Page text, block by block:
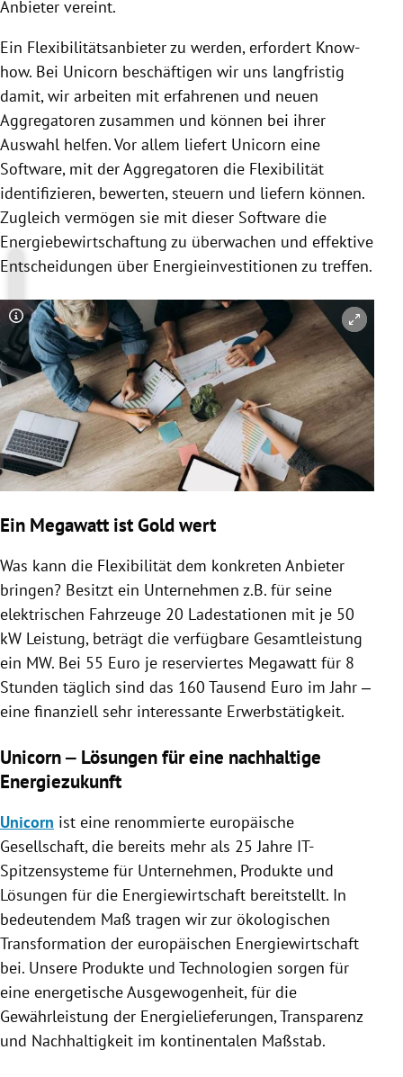
Anbieter vereint.
Ein Flexibilitätsanbieter zu werden, erfordert Know-
how. Bei Unicorn beschäftigen wir uns langfristig
damit, wir arbeiten mit erfahrenen und neuen
Aggregatoren zusammen und können bei ihrer
Auswahl helfen. Vor allem liefert Unicorn eine
Software, mit der Aggregatoren die Flexibilität
identifizieren, bewerten, steuern und liefern können.
Zugleich vermögen sie mit dieser Software die
Energiebewirtschaftung zu überwachen und effektive
Entscheidungen über Energieinvestitionen zu treffen.
Copyright-Hinweis öffnen/schließen
Ein Megawatt ist Gold wert
Was kann die Flexibilität dem konkreten Anbieter
bringen? Besitzt ein Unternehmen z.B. für seine
elektrischen Fahrzeuge 20 Ladestationen mit je 50
kW Leistung, beträgt die verfügbare Gesamtleistung
ein MW. Bei 55 Euro je reserviertes Megawatt für 8
Stunden täglich sind das 160 Tausend Euro im Jahr ‒
eine finanziell sehr interessante Erwerbstätigkeit.
Unicorn ‒ Lösungen für eine nachhaltige
Energiezukunft
Unicorn ist eine renommierte europäische
Gesellschaft, die bereits mehr als 25 Jahre IT-
Spitzensysteme für Unternehmen, Produkte und
Lösungen für die Energiewirtschaft bereitstellt. In
bedeutendem Maß tragen wir zur ökologischen
Transformation der europäischen Energiewirtschaft
bei. Unsere Produkte und Technologien sorgen für
eine energetische Ausgewogenheit, für die
Gewährleistung der Energielieferungen, Transparenz
und Nachhaltigkeit im kontinentalen Maßstab.